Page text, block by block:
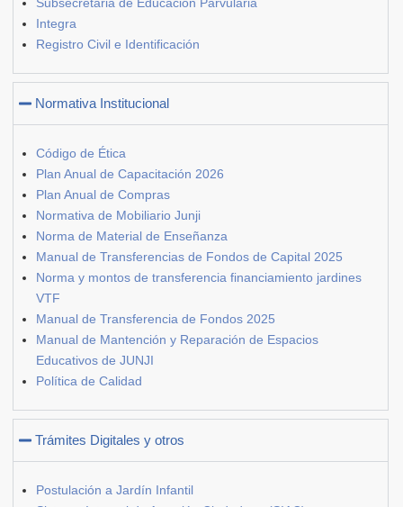
Subsecretaria de Educación Parvularia
Integra
Registro Civil e Identificación
Normativa Institucional
Código de Ética
Plan Anual de Capacitación 2026
Plan Anual de Compras
Normativa de Mobiliario Junji
Norma de Material de Enseñanza
Manual de Transferencias de Fondos de Capital 2025
Norma y montos de transferencia financiamiento jardines
VTF
Manual de Transferencia de Fondos 2025
Manual de Mantención y Reparación de Espacios
Educativos de JUNJI
Política de Calidad
Trámites Digitales y otros
Postulación a Jardín Infantil